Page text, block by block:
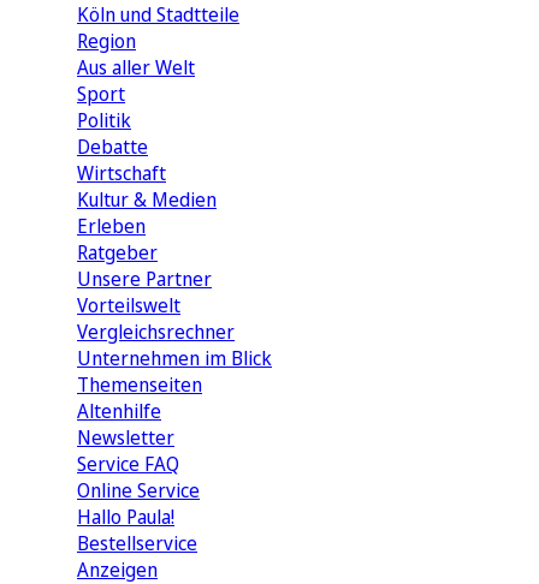
Köln und Stadtteile
Region
Aus aller Welt
Sport
Politik
Debatte
Wirtschaft
Kultur & Medien
Erleben
Ratgeber
Unsere Partner
Vorteilswelt
Vergleichsrechner
Unternehmen im Blick
Themenseiten
Altenhilfe
Newsletter
Service FAQ
Online Service
Hallo Paula!
Bestellservice
Anzeigen